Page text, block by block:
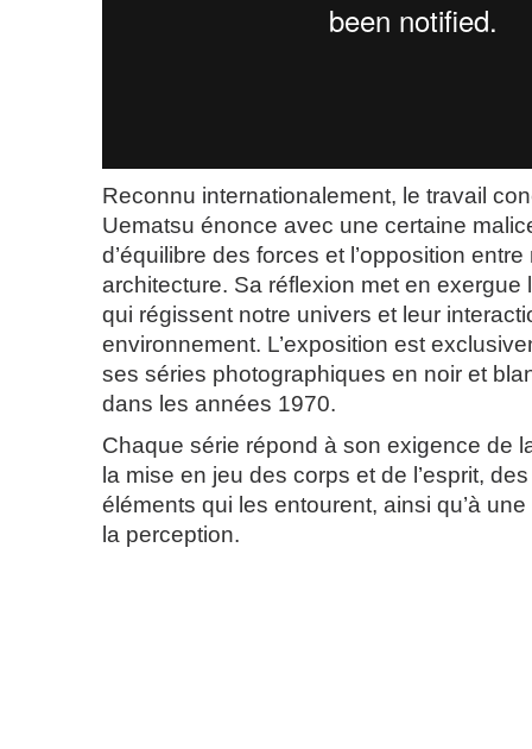
Reconnu internationalement, le travail
Uematsu énonce avec une certaine
d’équilibre des forces et l’opposition
architecture. Sa réflexion met en exergue
qui régissent notre univers et leur
environnement. L’exposition est
ses séries photographiques en noir et
dans les années 1970.
Chaque série répond à son exigence de
la mise en jeu des corps et de l’esprit,
éléments qui les entourent, ainsi qu’à
la perception.